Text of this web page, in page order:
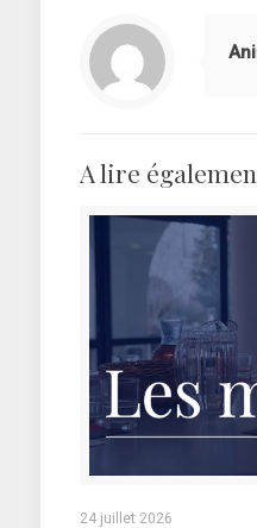
A lire
24 juillet 2026